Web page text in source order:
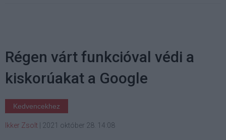
Régen várt funkcióval védi a
kiskorúakat a Google
Kedvencekhez
Ikker Zsolt | 2021 október 28. 14:08